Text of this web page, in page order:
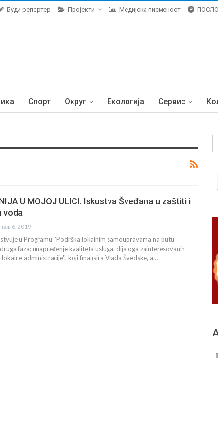
Буди репортер Пројекти Медијска писменост
Спорт Округ Екологија Сервис
U MOJOJ ULICI: Iskustva Šveđana u zaštiti i
voda
нов 6, 2019
u Programu ''Podrška lokalnim samoupravama na putu
faza: unapređenje kvaliteta usluga, dijaloga zainteresovanih
administracije'', koji finansira Vlada Švedske, a…